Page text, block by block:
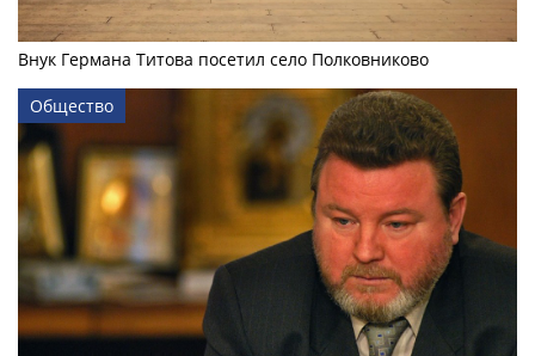
Внук Германа Титова посетил село Полковниково
Общество